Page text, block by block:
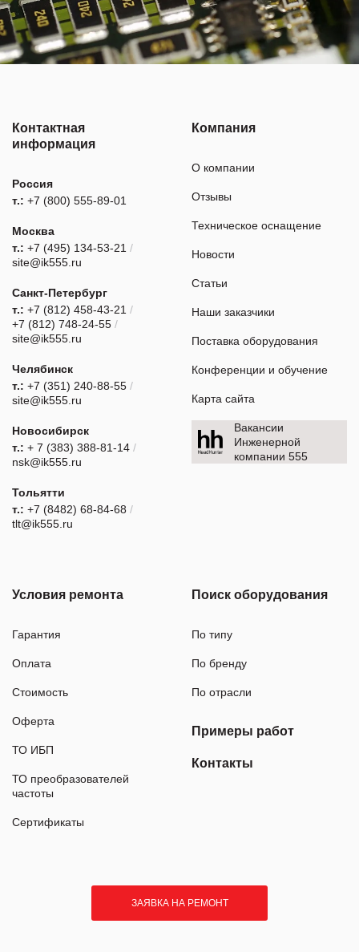
Контактная
информация
Россия
т.: +7 (800) 555-89-01
Москва
т.: +7 (495) 134-53-21 /
site@ik555.ru
Санкт-Петербург
т.: +7 (812) 458-43-21 /
+7 (812) 748-24-55 /
site@ik555.ru
Челябинск
т.: +7 (351) 240-88-55 /
site@ik555.ru
Новосибирск
т.: + 7 (383) 388-81-14 /
nsk@ik555.ru
Тольятти
т.: +7 (8482) 68-84-68 /
tlt@ik555.ru
Компания
О компании
Отзывы
Техническое оснащение
Новости
Статьи
Наши заказчики
Поставка оборудования
Конференции и обучение
Карта сайта
Вакансии
Инженерной
компании 555
Условия ремонта
Гарантия
Оплата
Стоимость
Оферта
ТО ИБП
ТО преобразователей
частоты
Сертификаты
Поиск оборудования
По типу
По бренду
По отрасли
Примеры работ
Контакты
ЗАЯВКА НА РЕМОНТ